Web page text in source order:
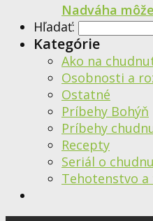
Nadváha
Hľadať:
Kategórie
Ako na
Osobnosti a
Ostatné
Príbehy Bohýň
Príbehy
Recepty
Seriál o
Tehotenstvo